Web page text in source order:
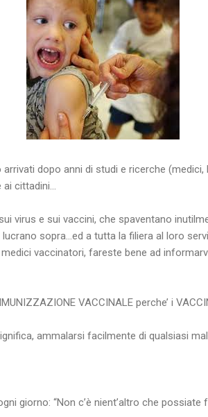
dopo anni di studi e ricerche (medici,
cittadini…
virus e sui vaccini, che spaventano
sopra…ed a tutta la filiera al loro
medici vaccinatori, fareste bene ad
VACCINALE perche’ i
ammalarsi facilmente di qualsiasi
giorno: “Non c’è nient’altro che